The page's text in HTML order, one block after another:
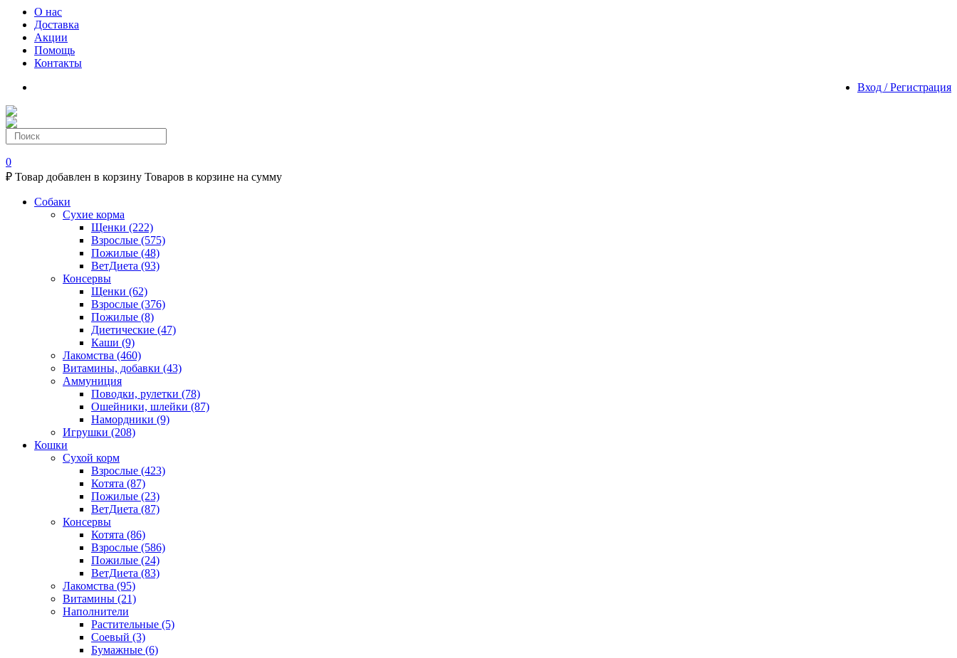
О нас
Доставка
Акции
Помощь
Контакты
Вход / Регистрация
0
₽ Товар добавлен в корзину Товаров в корзине на сумму
Собаки
Сухие корма
Щенки (222)
Взрослые (575)
Пожилые (48)
ВетДиета (93)
Консервы
Щенки (62)
Взрослые (376)
Пожилые (8)
Диетические (47)
Каши (9)
Лакомства (460)
Витамины, добавки (43)
Аммуниция
Поводки, рулетки (78)
Ошейники, шлейки (87)
Намордники (9)
Игрушки (208)
Кошки
Сухой корм
Взрослые (423)
Котята (87)
Пожилые (23)
ВетДиета (87)
Консервы
Котята (86)
Взрослые (586)
Пожилые (24)
ВетДиета (83)
Лакомства (95)
Витамины (21)
Наполнители
Растительные (5)
Соевый (3)
Бумажные (6)